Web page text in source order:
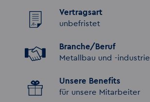
Vertragsart
unbefristet
Branche/Beruf
Metallbau und -industrie
Unsere Benefits
für unsere Mitarbeiter